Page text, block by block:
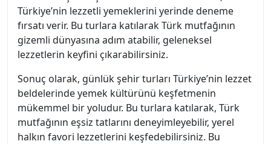
Türkiye’nin lezzetli yemeklerini yerinde deneme
fırsatı verir. Bu turlara katılarak Türk mutfağının
gizemli dünyasına adım atabilir, geleneksel
lezzetlerin keyfini çıkarabilirsiniz.
Sonuç olarak, günlük şehir turları Türkiye’nin lezzet
beldelerinde yemek kültürünü keşfetmenin
mükemmel bir yoludur. Bu turlara katılarak, Türk
mutfağının eşsiz tatlarını deneyimleyebilir, yerel
halkın favori lezzetlerini keşfedebilirsiniz. Bu